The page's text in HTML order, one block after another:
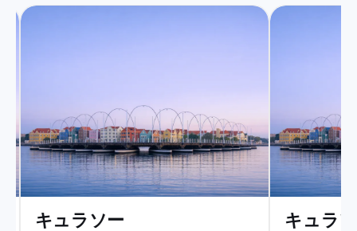
キュラソー キュラソ